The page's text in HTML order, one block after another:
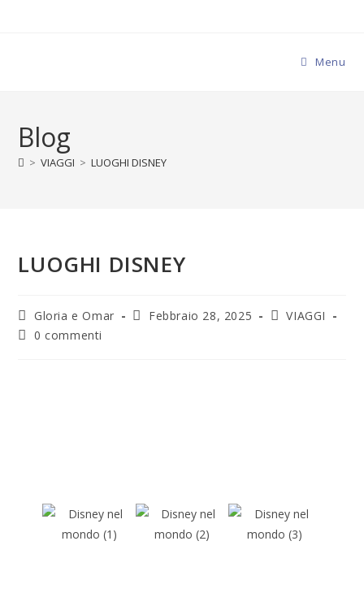
Menu
Blog
> VIAGGI > LUOGHI DISNEY
LUOGHI DISNEY
Gloria e Omar Febbraio 28, 2025
VIAGGI
0 commenti